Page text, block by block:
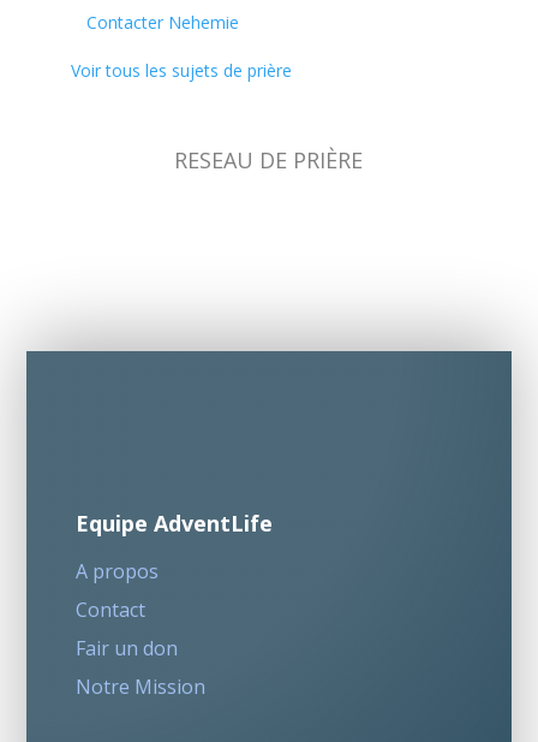
Contacter Nehemie
Voir tous les sujets de prière
RESEAU DE PRIÈRE
Equipe AdventLife
A propos
Contact
Fair un don
Notre Mission